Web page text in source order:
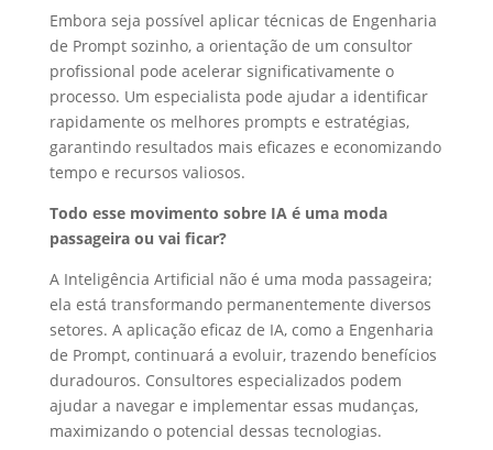
Embora seja possível aplicar técnicas de Engenharia
de Prompt sozinho, a orientação de um consultor
profissional pode acelerar significativamente o
processo. Um especialista pode ajudar a identificar
rapidamente os melhores prompts e estratégias,
garantindo resultados mais eficazes e economizando
tempo e recursos valiosos.
Todo esse movimento sobre IA é uma moda
passageira ou vai ficar?
A Inteligência Artificial não é uma moda passageira;
ela está transformando permanentemente diversos
setores. A aplicação eficaz de IA, como a Engenharia
de Prompt, continuará a evoluir, trazendo benefícios
duradouros. Consultores especializados podem
ajudar a navegar e implementar essas mudanças,
maximizando o potencial dessas tecnologias.